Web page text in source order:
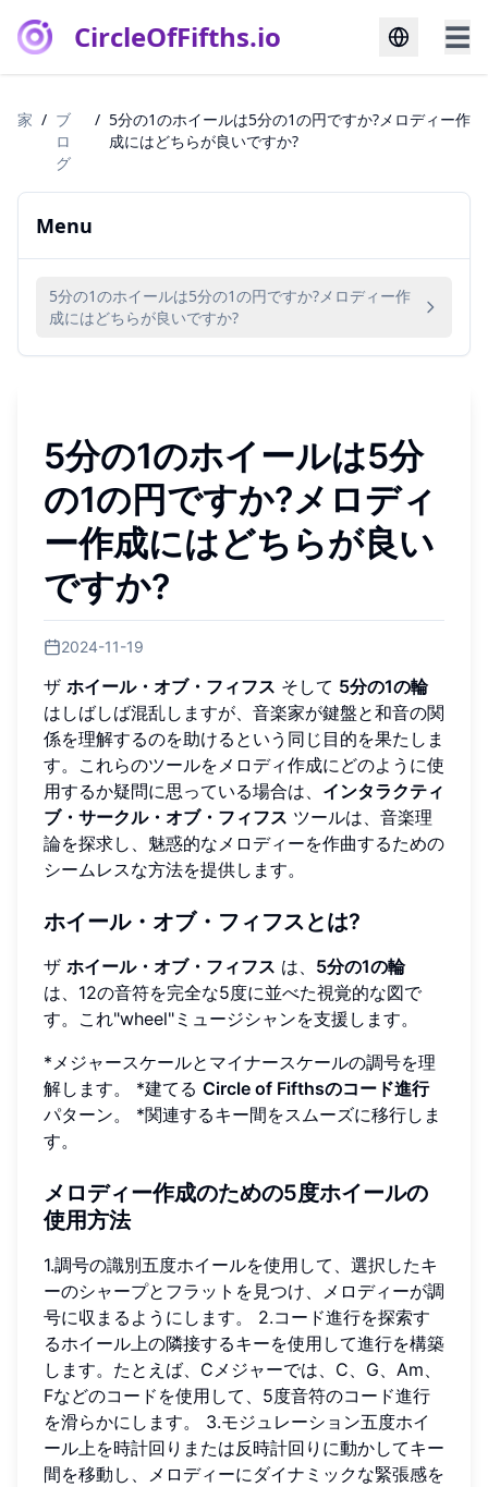
CircleOfFifths.io ☰
家 / ブ
ロ
グ
/ 5分の1のホイールは5分の1の円ですか?メロディー作
成にはどちらが良いですか?
Menu
5分の1のホイールは5分の1の円ですか?メロディー作
成にはどちらが良いですか?
5分の1のホイールは5分
の1の円ですか?メロディ
ー作成にはどちらが良い
ですか?
2024-11-19
ザ ホイール・オブ・フィフス そして 5分の1の輪
はしばしば混乱しますが、音楽家が鍵盤と和音の関
係を理解するのを助けるという同じ目的を果たしま
す。これらのツールをメロディ作成にどのように使
用するか疑問に思っている場合は、 インタラクティ
ブ・サークル・オブ・フィフス ツールは、音楽理
論を探求し、魅惑的なメロディーを作曲するための
シームレスな方法を提供します。
ホイール・オブ・フィフスとは?
ザ ホイール・オブ・フィフス は、 5分の1の輪
は、12の音符を完全な5度に並べた視覚的な図で
す。これ"wheel"ミュージシャンを支援します。
*メジャースケールとマイナースケールの調号を理
解します。 *建てる Circle of Fifthsのコード進行
パターン。 *関連するキー間をスムーズに移行しま
す。
メロディー作成のための5度ホイールの
使用方法
1.調号の識別五度ホイールを使用して、選択したキ
ーのシャープとフラットを見つけ、メロディーが調
号に収まるようにします。 2.コード進行を探索す
るホイール上の隣接するキーを使用して進行を構築
します。たとえば、Cメジャーでは、C、G、Am、
Fなどのコードを使用して、5度音符のコード進行
を滑らかにします。 3.モジュレーション五度ホイ
ール上を時計回りまたは反時計回りに動かしてキー
間を移動し、メロディーにダイナミックな緊張感を